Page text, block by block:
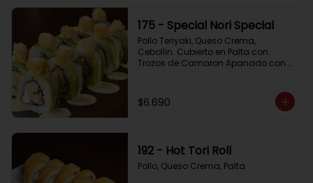
175 - Special Nori Special
Pollo Teriyaki, Queso Crema,
Cebollin. Cubierto en Palta con
Trozos de Camaron Apanado con
$6.690
192 - Hot Tori Roll
Pollo, Queso Crema, Palta